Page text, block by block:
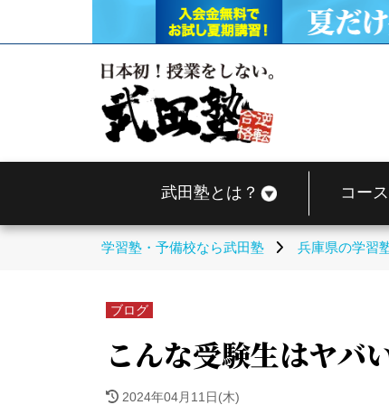
武田塾とは？ コー
学習塾・予備校なら武田塾 兵庫県の学習
ブログ
こんな受験生はヤバ
2024年04月11日(木)